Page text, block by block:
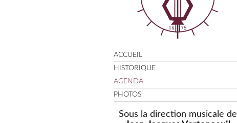
ACCUEIL
HISTORIQUE
AGENDA
PHOTOS
Sous la direction musicale de